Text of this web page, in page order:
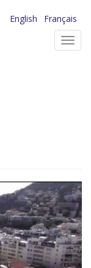
English
Français